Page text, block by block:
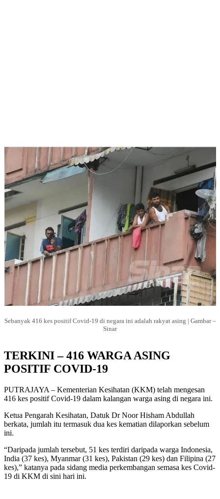
Sebanyak 416 kes positif Covid-19 di negara ini adalah rakyat asing | Gambar –
Sinar
TERKINI – 416 WARGA ASING
POSITIF COVID-19
PUTRAJAYA – Kementerian Kesihatan (KKM) telah mengesan
416 kes positif Covid-19 dalam kalangan warga asing di negara ini.
Ketua Pengarah Kesihatan, Datuk Dr Noor Hisham Abdullah
berkata, jumlah itu termasuk dua kes kematian dilaporkan sebelum
ini.
“Daripada jumlah tersebut, 51 kes terdiri daripada warga Indonesia,
India (37 kes), Myanmar (31 kes), Pakistan (29 kes) dan Filipina (27
kes),” katanya pada sidang media perkembangan semasa kes Covid-
19 di KKM di sini hari ini.